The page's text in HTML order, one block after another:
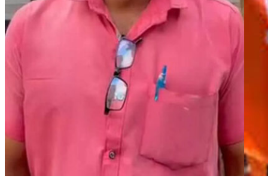
ജാതി വിവേചനത്തെ തുടര്‍ന്ന് ബിജെപിയില്‍ പൊട്ടിത്തെറി.
പാര്‍ട്ടിയില്‍നിന്ന് ജാതി വിവേചനം നേരിട്ടെന്ന് ചൂണ്ടിക്കാട്ടി
മലപ്പുറം വെസ്റ്റ് ജില്ല മീഡിയ സെല്‍ കണ്‍വീനറും